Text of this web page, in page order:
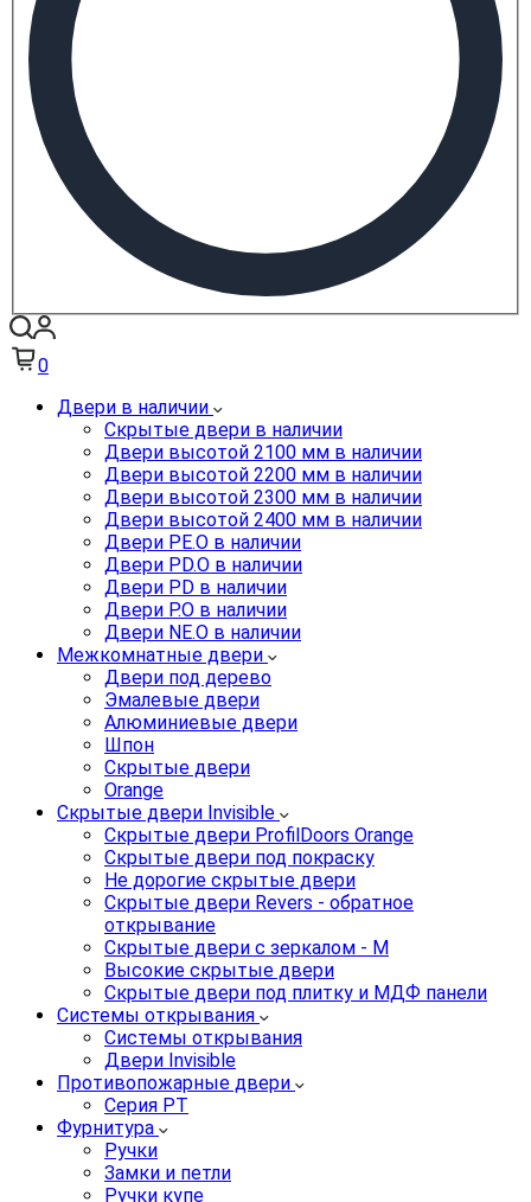
0
Двери в наличии
Скрытые двери в наличии
Двери высотой 2100 мм в наличии
Двери высотой 2200 мм в наличии
Двери высотой 2300 мм в наличии
Двери высотой 2400 мм в наличии
Двери PE.O в наличии
Двери PD.O в наличии
Двери PD в наличии
Двери P.O в наличии
Двери NE.O в наличии
Межкомнатные двери
Двери под дерево
Эмалевые двери
Алюминиевые двери
Шпон
Скрытые двери
Orange
Скрытые двери Invisible
Скрытые двери ProfilDoors Orange
Скрытые двери под покраску
Не дорогие скрытые двери
Скрытые двери Revers - обратное
открывание
Скрытые двери с зеркалом - M
Высокие скрытые двери
Скрытые двери под плитку и МДФ панели
Системы открывания
Системы открывания
Двери Invisible
Противопожарные двери
Серия PT
Фурнитура
Ручки
Замки и петли
Ручки купе